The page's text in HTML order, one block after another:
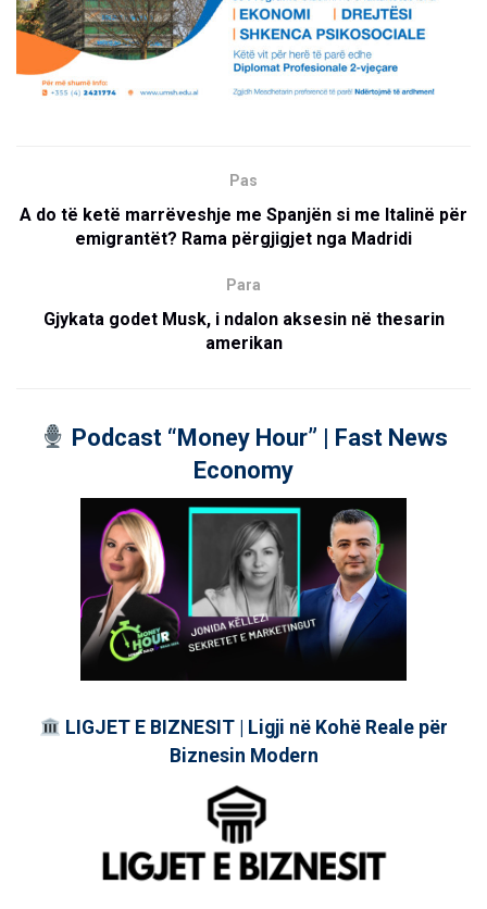
Pas
A do të ketë marrëveshje me Spanjën si me Italinë për
emigrantët? Rama përgjigjet nga Madridi
Para
Gjykata godet Musk, i ndalon aksesin në thesarin
amerikan
Podcast “Money Hour” | Fast News
Economy
LIGJET E BIZNESIT | Ligji në Kohë Reale për
Biznesin Modern